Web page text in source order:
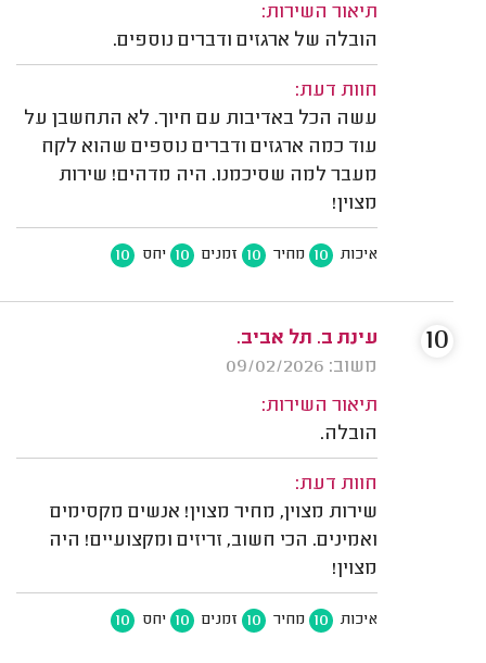
תיאור השירות:
הובלה של ארגזים ודברים נוספים.
חוות דעת:
עשה הכל באדיבות עם חיוך. לא התחשבן על
עוד כמה ארגזים ודברים נוספים שהוא לקח
מעבר למה שסיכמנו. היה מדהים! שירות
מצוין!
איכות 10 מחיר 10 זמנים 10 יחס 10
עינת ב. תל אביב.
משוב: 09/02/2026
תיאור השירות:
הובלה.
חוות דעת:
שירות מצוין, מחיר מצוין! אנשים מקסימים
ואמינים. הכי חשוב, זריזים ומקצועיים! היה
מצוין!
איכות 10 מחיר 10 זמנים 10 יחס 10
10